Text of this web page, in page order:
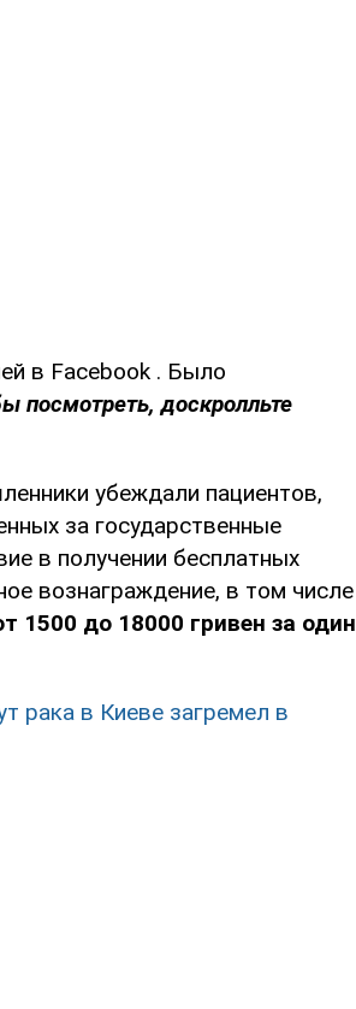
в Facebook . Было
посмотреть, доскролльте
убеждали пациентов,
за государственные
в получении бесплатных
вознаграждение, в том числе
1500 до 18000 гривен за один
рака в Киеве загремел в